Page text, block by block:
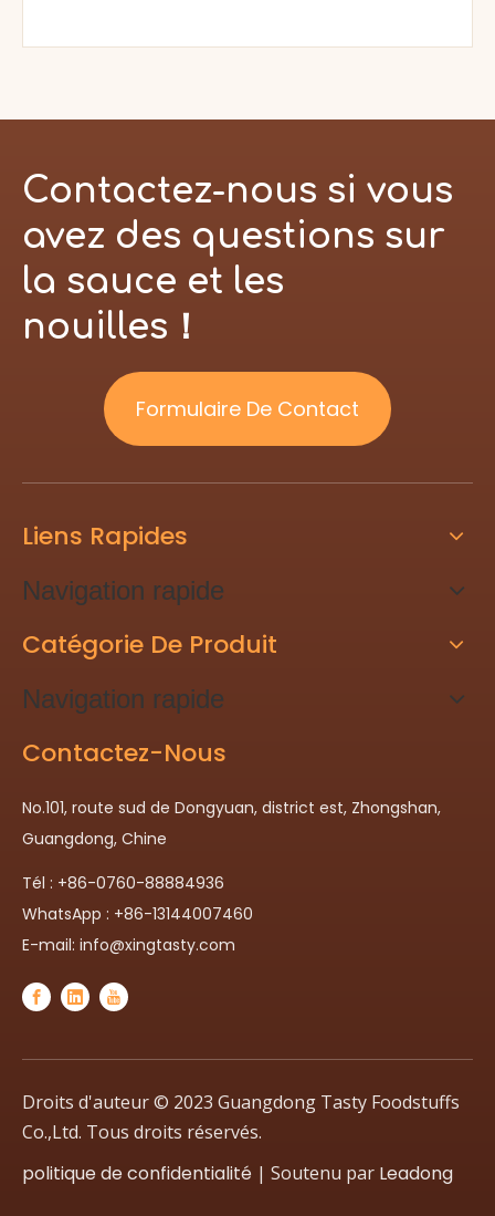
Contactez-nous si vous
avez des questions sur
la sauce et les
nouilles！
Formulaire De Contact
Liens Rapides
Navigation rapide
Catégorie De Produit
Navigation rapide
Contactez-Nous
No.101, route sud de Dongyuan, district est, Zhongshan,
Guangdong, Chine
Tél : +86-0760-88884936
WhatsApp : +86-13144007460
E-mail: info@xingtasty.com
Droits d'auteur © 2023 Guangdong Tasty Foodstuffs
Co.,Ltd. Tous droits réservés.
politique de confidentialité | Soutenu par Leadong